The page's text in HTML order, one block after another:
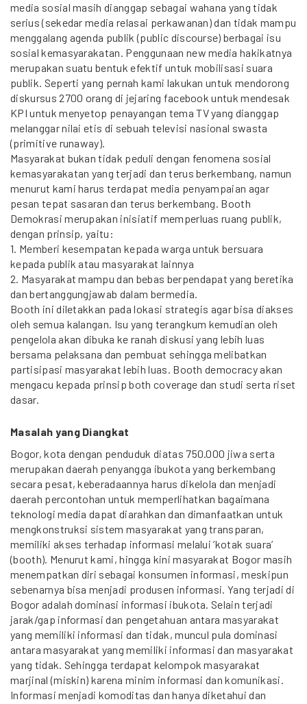
media sosial masih dianggap sebagai wahana yang tidak
serius (sekedar media relasai perkawanan) dan tidak mampu
menggalang agenda publik (public discourse) berbagai isu
sosial kemasyarakatan. Penggunaan new media hakikatnya
merupakan suatu bentuk efektif untuk mobilisasi suara
publik. Seperti yang pernah kami lakukan untuk mendorong
diskursus 2700 orang di jejaring facebook untuk mendesak
KPI untuk menyetop penayangan tema TV yang dianggap
melanggar nilai etis di sebuah televisi nasional swasta
(primitive runaway).
Masyarakat bukan tidak peduli dengan fenomena sosial
kemasyarakatan yang terjadi dan terus berkembang, namun
menurut kami harus terdapat media penyampaian agar
pesan tepat sasaran dan terus berkembang. Booth
Demokrasi merupakan inisiatif memperluas ruang publik,
dengan prinsip, yaitu:
1. Memberi kesempatan kepada warga untuk bersuara
kepada publik atau masyarakat lainnya
2. Masyarakat mampu dan bebas berpendapat yang beretika
dan bertanggungjawab dalam bermedia.
Booth ini diletakkan pada lokasi strategis agar bisa diakses
oleh semua kalangan. Isu yang terangkum kemudian oleh
pengelola akan dibuka ke ranah diskusi yang lebih luas
bersama pelaksana dan pembuat sehingga melibatkan
partisipasi masyarakat lebih luas. Booth democracy akan
mengacu kepada prinsip both coverage dan studi serta riset
dasar.
Masalah yang Diangkat
Bogor, kota dengan penduduk diatas 750.000 jiwa serta
merupakan daerah penyangga ibukota yang berkembang
secara pesat, keberadaannya harus dikelola dan menjadi
daerah percontohan untuk memperlihatkan bagaimana
teknologi media dapat diarahkan dan dimanfaatkan untuk
mengkonstruksi sistem masyarakat yang transparan,
memiliki akses terhadap informasi melalui ‘kotak suara’
(booth). Menurut kami, hingga kini masyarakat Bogor masih
menempatkan diri sebagai konsumen informasi, meskipun
sebenarnya bisa menjadi produsen informasi. Yang terjadi di
Bogor adalah dominasi informasi ibukota. Selain terjadi
jarak/gap informasi dan pengetahuan antara masyarakat
yang memiliki informasi dan tidak, muncul pula dominasi
antara masyarakat yang memiliki informasi dan masyarakat
yang tidak. Sehingga terdapat kelompok masyarakat
marjinal (miskin) karena minim informasi dan komunikasi.
Informasi menjadi komoditas dan hanya diketahui dan